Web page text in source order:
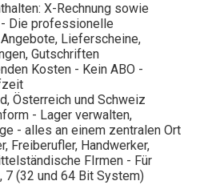
X-Rechnung sowie
- Die professionelle
Lieferscheine,
Gutschriften
Kosten - Kein ABO -
Österreich und Schweiz
- Lager verwalten,
- alles an einem zentralen Ort
Freiberufler, Handwerker,
FIrmen - Für
7 (32 und 64 Bit System)